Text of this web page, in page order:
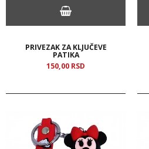
PRIVEZAK ZA KLJUČEVE
PATIKA
150,00 RSD